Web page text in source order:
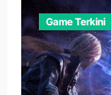
Game Terkini